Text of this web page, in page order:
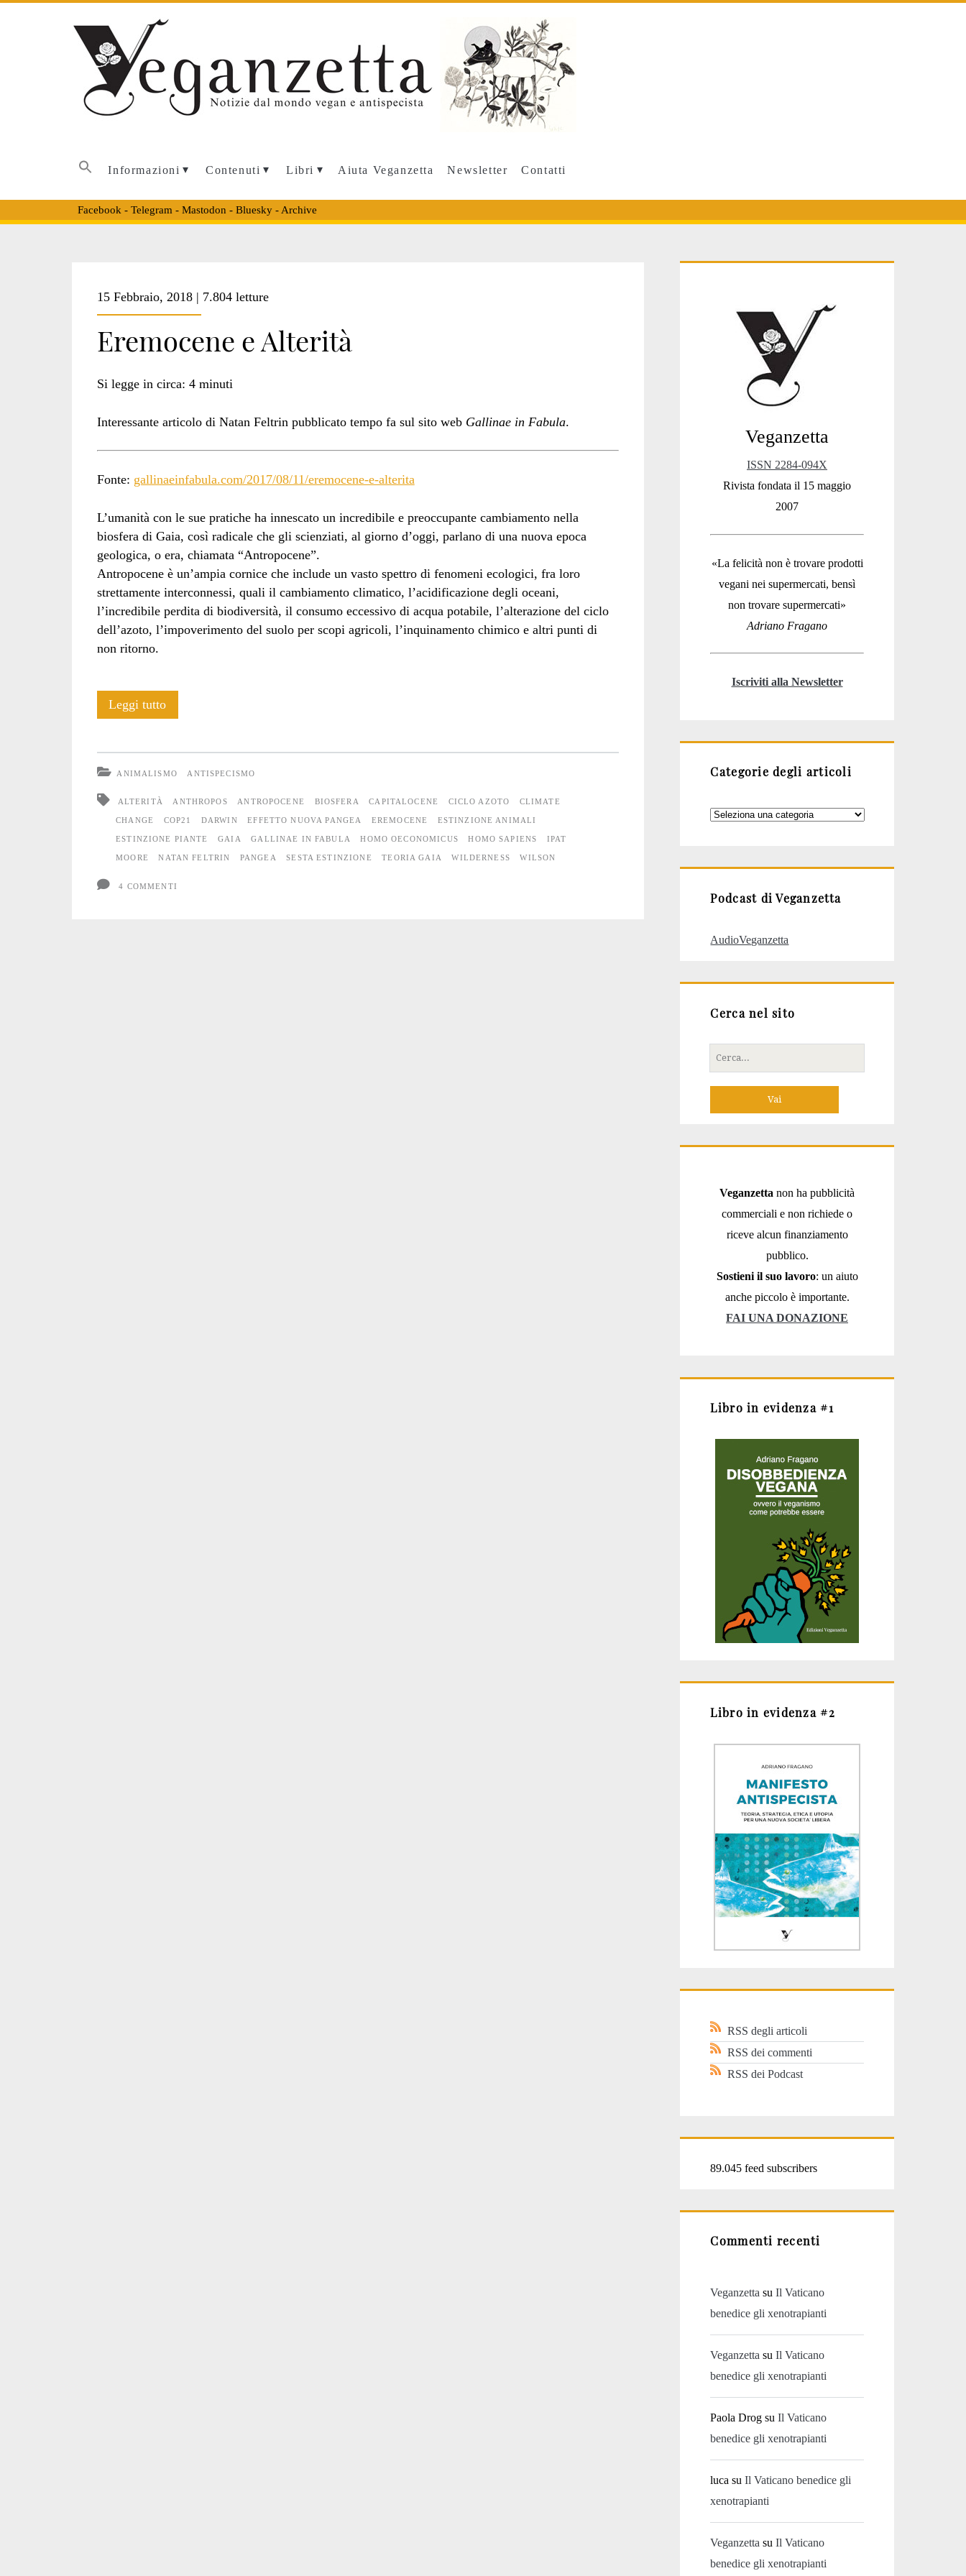
Informazioni Contenuti Libri Aiuta Veganzetta Newsletter Contatti
Facebook - Telegram - Mastodon - Bluesky- Archive
<span>Natan
Feltrin</span>
15 Febbraio, 2018 | 7.804 letture
Eremocene e Alterità
Si legge in circa: 4 minuti
Interessante articolo di Natan Feltrin pubblicato tempo fa sul sito web Gallinae in Fabula.
Fonte: gallinaeinfabula.com/2017/08/11/eremocene-e-alterita
L’umanità con le sue pratiche ha innescato un incredibile e preoccupante cambiamento nella
biosfera di Gaia, così radicale che gli scienziati, al giorno d’oggi, parlano di una nuova epoca
geologica, o era, chiamata “Antropocene”.
Antropocene è un’ampia cornice che include un vasto spettro di fenomeni ecologici, fra loro
strettamente interconnessi, quali il cambiamento climatico, l’acidificazione degli oceani,
l’incredibile perdita di biodiversità, il consumo eccessivo di acqua potabile, l’alterazione del ciclo
dell’azoto, l’impoverimento del suolo per scopi agricoli, l’inquinamento chimico e altri punti di
non ritorno.
Leggi tuttoEremocene
ANIMALISMO ANTISPECISMO
ALTERITÀ ANTHROPOS ANTROPOCENE BIOSFERA CAPITALOCENE CICLO AZOTO CLIMATE
CHANGE COP21 DARWIN EFFETTO NUOVA PANGEA EREMOCENE ESTINZIONE ANIMALI
ESTINZIONE PIANTE GAIA GALLINAE IN FABULA HOMO OECONOMICUS HOMO SAPIENS IPAT
MOORE NATAN FELTRIN PANGEA SESTA ESTINZIONE TEORIA GAIA WILDERNESS WILSON
4 COMMENTI
Sidebar
Veganzetta
ISSN 2284-094X
Rivista fondata il 15 maggio
2007
«La felicità non è trovare prodotti
vegani nei supermercati, bensì
non trovare supermercati»
Adriano Fragano
Iscriviti alla Newsletter
Categorie degli articoli
Categorie
Podcast di Veganzetta
AudioVeganzetta
Cerca nel sito
Cerca
per:
Veganzetta non ha pubblicità
commerciali e non richiede o
riceve alcun finanziamento
pubblico.
Sostieni il suo lavoro: un aiuto
anche piccolo è importante.
FAI UNA DONAZIONE
Libro in evidenza #1
Libro in evidenza #2
RSS degli articoli
RSS dei commenti
RSS dei Podcast
89.045 feed subscribers
Commenti recenti
Veganzetta suIl Vaticano
benedice gli xenotrapianti
Veganzetta suIl Vaticano
benedice gli xenotrapianti
Paola Drog suIl Vaticano
benedice gli xenotrapianti
luca suIl Vaticano benedice gli
xenotrapianti
Veganzetta suIl Vaticano
benedice gli xenotrapianti